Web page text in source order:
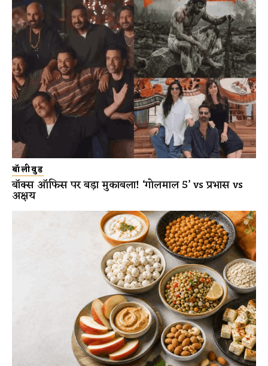
बॉलीवुड
बॉक्स ऑफिस पर बड़ा मुकाबला! ‘गोलमाल 5’ vs प्रभास vs
अक्षय